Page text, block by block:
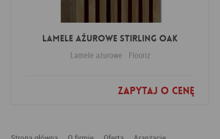
Lamele ażurowe Stirling Oak
Lamele ażurowe Flooriz
Zapytaj o cenę
Dodaj do ulubionych